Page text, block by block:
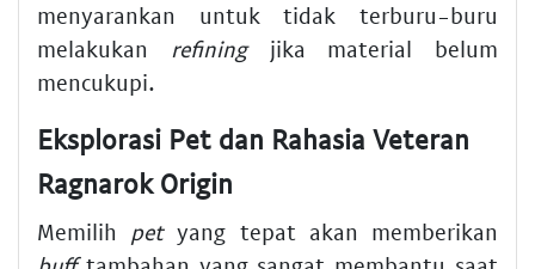
menyarankan untuk tidak terburu-buru
melakukan refiningjika material belum
mencukupi.
Eksplorasi Pet dan Rahasia Veteran
Ragnarok Origin
Memilih petyang tepat akan memberikan